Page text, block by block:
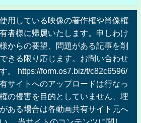
用している映像の著作権や肖像権
者様に帰属いたします。申しわけ
からの要望、問題がある記事を削
きる限り応じます。お問い合わせ
。 https://form.os7.biz/f/c82c6596/
サイトへのアップロードは行なっ
の侵害を目的としていません、埋
ある場合は各動画共有サイト元へ